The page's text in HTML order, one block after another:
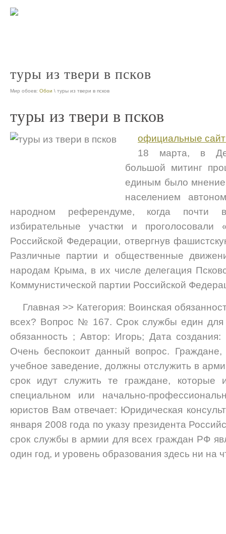
туры из твери в псков
Мир обоев: Обои \ туры из твери в псков
туры из твери в псков
официальные
18 марта, в
большой митинг
единым было
населением
народном референдуме, когда
избирательные участки и
Российской Федерации, отвергнув
Различные партии и общественные
народам Крыма, в их числе делегация
Коммунистической партии Российской
Главная >> Категория: Воинская
всех? Вопрос № 167. Срок службы един для
обязанность ; Автор: Игорь; Дата
Очень беспокоит данный вопрос.
учебное заведение, должны отслужить в
срок идут служить те граждане,
специальном или начально-
юристов Вам отвечает: Юридическая
января 2008 года по указу президента
срок службы в армии для всех граждан РФ
один год, и уровень образования здесь ни на